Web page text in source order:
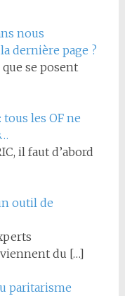
nous
dernière page ?
se posent
tous les OF ne
il faut d’abord
outil de
du […]
paritarisme